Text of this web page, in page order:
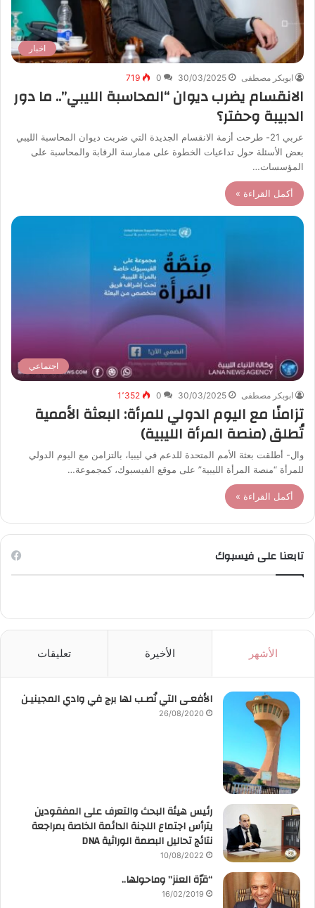
اخبار
ابوبكر مصطفى 30/03/2025
0
719
الانقسام يضرب ديوان “المحاسبة الليبي”.. ما دور
الدبيبة وحفتر؟
عربي 21- طرحت أزمة الانقسام الجديدة التي ضربت ديوان المحاسبة الليبي
بعض الأسئلة حول تداعيات الخطوة على ممارسة الرقابة والمحاسبة على
المؤسسات…
أكمل القراءة »
اجتماعي
ابوبكر مصطفى 30/03/2025
0 1٬352
تزامنًا مع اليوم الدولي للمرأة: البعثة الأممية
تُطلق (منصة المرأة الليبية)
وال- أطلقت بعثة الأمم المتحدة للدعم في ليبيا، بالتزامن مع اليوم الدولي
للمرأة “منصة المرأة الليبية” على موقع الفيسبوك، كمجموعة…
أكمل القراءة »
تابعنا على فيسبوك
الأشهر الأخيرة تعليقات
الأفعـى التي نُصـب لها برج في وادي المجينيـن
26/08/2020
رئيس هيئة البحث والتعرف على المفقودين
يترأس اجتماع اللجنة الدائمة الخاصة بمراجعة
نتائج تحاليل البصمة الوراثية DNA
10/08/2022
“قرّة العنز” وماحولها..
16/02/2019